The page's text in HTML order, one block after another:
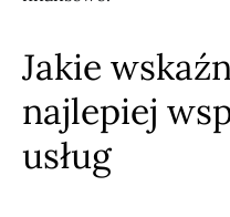
Jakie
najlepiej
usług